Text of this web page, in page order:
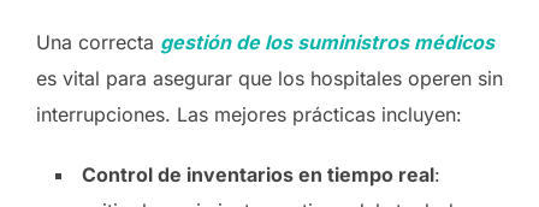
Una correcta gestión de los suministros médicos
es vital para asegurar que los hospitales operen sin
interrupciones. Las mejores prácticas incluyen:
Control de inventarios en tiempo real: